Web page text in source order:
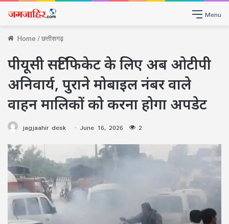
Menu
Home/छत्तीसगढ़
पीयूसी सर्टिफिकेट के लिए अब ओटीपी
अनिवार्य, पुराने मोबाइल नंबर वाले
वाहन मालिकों को करना होगा अपडेट
jagjaahir desk June 16, 2026 2